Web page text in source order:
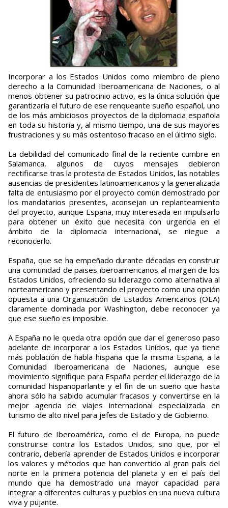
Incorporar a los Estados Unidos como miembro de pleno
derecho a la Comunidad Iberoamericana de Naciones, o al
menos obtener su patrocinio activo, es la única solución que
garantizaría el futuro de ese renqueante sueño español, uno
de los más ambiciosos proyectos de la diplomacia española
en toda su historia y, al mismo tiempo, una de sus mayores
frustraciones y su más ostentoso fracaso en el último siglo.
La debilidad del comunicado final de la reciente cumbre en
Salamanca, algunos de cuyos mensajes debieron
rectificarse tras la protesta de Estados Unidos, las notables
ausencias de presidentes latinoamericanos y la generalizada
falta de entusiasmo por el proyecto común demostrado por
los mandatarios presentes, aconsejan un replanteamiento
del proyecto, aunque España, muy interesada en impulsarlo
para obtener un éxito que necesita con urgencia en el
ámbito de la diplomacia internacional, se niegue a
reconocerlo.
España, que se ha empeñado durante décadas en construir
una comunidad de paises iberoamericanos al margen de los
Estados Unidos, ofreciendo su liderazgo como alternativa al
norteamericano y presentando el proyecto como una opción
opuesta a una Organización de Estados Americanos (OEA)
claramente dominada por Washington, debe reconocer ya
que ese sueño es imposible.
A España no le queda otra opción que dar el generoso paso
adelante de incorporar a los Estados Unidos, que ya tiene
más población de habla hispana que la misma España, a la
Comunidad Iberoamericana de Naciones, aunque ese
movimiento signifique para España perder el liderazgo de la
comunidad hispanoparlante y el fin de un sueño que hasta
ahora sólo ha sabido acumular fracasos y convertirse en la
mejor agencia de viajes internacional especializada en
turismo de alto nivel para jefes de Estado y de Gobierno.
El futuro de Iberoamérica, como el de Europa, no puede
construirse contra los Estados Unidos, sino que, por el
contrario, debería aprender de Estados Unidos e incorporar
los valores y métodos que han convertido al gran país del
norte en la primera potencia del planeta y en el país del
mundo que ha demostrado una mayor capacidad para
integrar a diferentes culturas y pueblos en una nueva cultura
viva y pujante.